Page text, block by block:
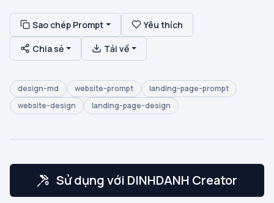
Sao chép Prompt Yêu thích
Chia sẻ Tải về
design-md website-prompt
landing-page-prompt
website-design
landing-page-design
Sử dụng với DINHDANH Creator